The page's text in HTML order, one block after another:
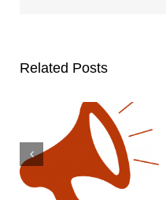
Related Posts